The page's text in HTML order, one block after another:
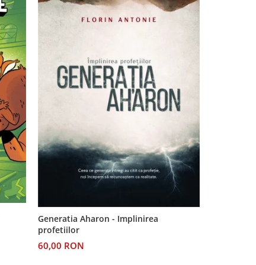
Generatia Aharon - Implinirea
profetiilor
60,00 RON